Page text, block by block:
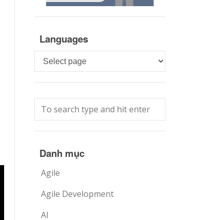
Languages
Languages
Danh mục
Agile
Agile Development
AI